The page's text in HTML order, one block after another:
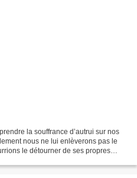
la souffrance d’autrui sur nos
nous ne lui enlèverons pas le
le détourner de ses propres